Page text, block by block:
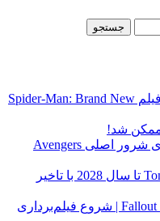
بررسی تمام رکوردهای تاریخی فیلم Spider-Man: Brand New
چرا دکتر دووم بدون هیچ زمینه‌ای شرور اصلی Avengers
عرضه بازی Tomb Raider: Catalyst تا سال 2028 با تاخیر